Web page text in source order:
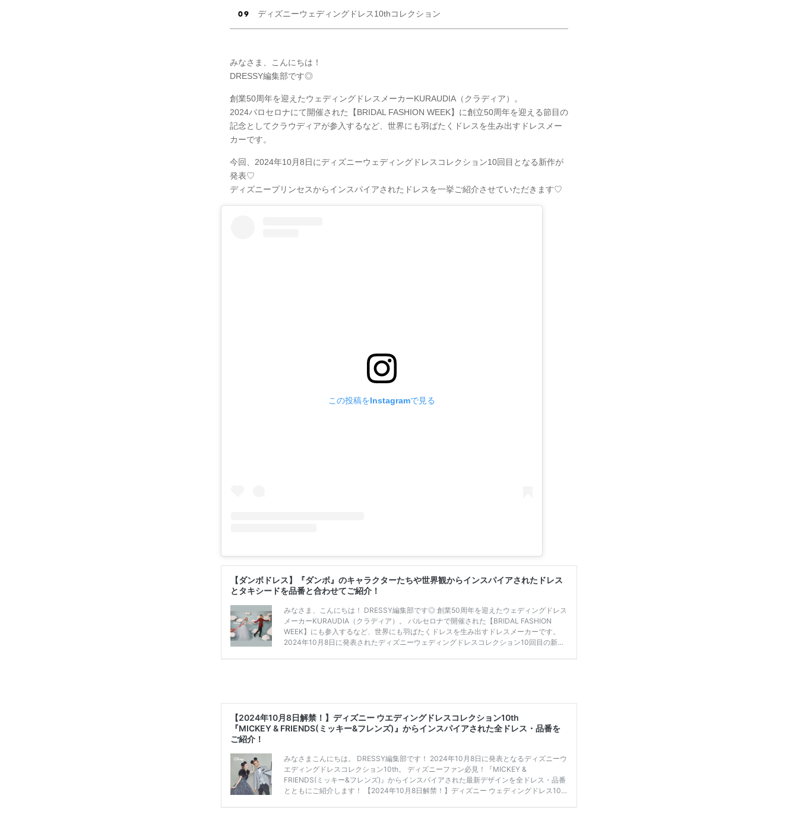
ディズニーウェディングドレス10thコレクション
みなさま、こんにちは！
DRESSY編集部です◎
創業50周年を迎えたウェディングドレスメーカーKURAUDIA（クラディア）。
2024バロセロナにて開催された【BRIDAL FASHION WEEK】に創立50周年を迎える節目の
記念としてクラウディアが参入するなど、世界にも羽ばたくドレスを生み出すドレスメー
カーです。
今回、2024年10月8日にディズニーウェディングドレスコレクション10回目となる新作が
発表♡
ディズニープリンセスからインスパイアされたドレスを一挙ご紹介させていただきます♡
この投稿をInstagramで見る